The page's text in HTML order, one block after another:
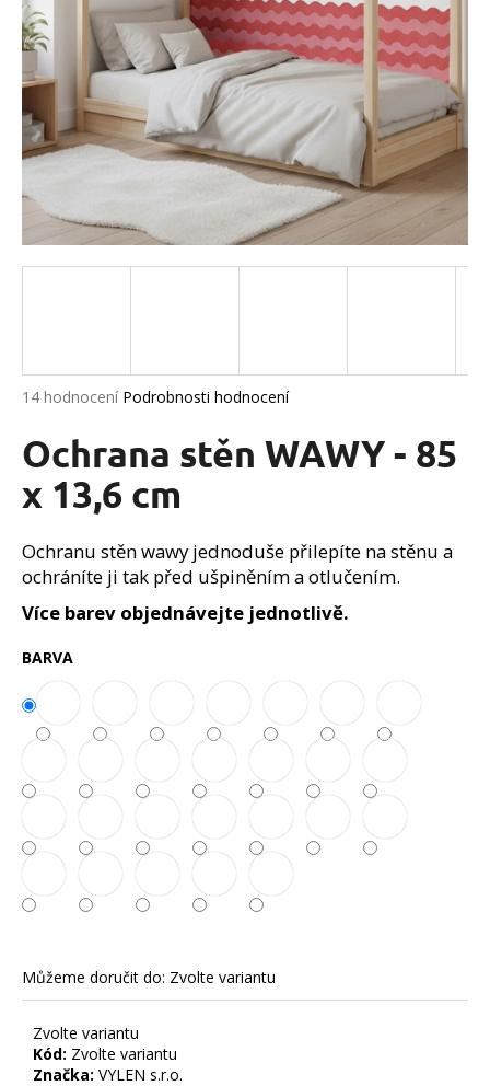
Průměrné
produktu
je
z
hvězdiček.
14 hodnocení Podrobnosti hodnocení
Ochrana stěn WAWY - 85
x 13,6 cm
Ochranu stěn wawy jednoduše přilepíte na stěnu a
ochráníte ji tak před ušpiněním a otlučením.
Více barev objednávejte jednotlivě.
BARVA
Můžeme doručit do: Zvolte variantu
Zvolte variantu
Kód: Zvolte variantu
Značka: VYLEN s.r.o.
a
j
í
t
?
o
p
r
u
č
j
e
m
e